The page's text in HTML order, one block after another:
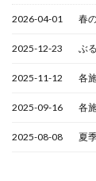
2026-04-01 春
2025-12-23 ぶ
2025-11-12 各
2025-09-16 各
2025-08-08 夏